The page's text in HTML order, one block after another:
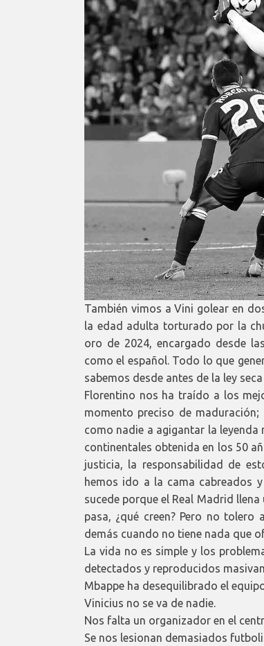
También vimos a Vini golear en
la edad adulta torturado por la
oro de 2024, encargado desde
como el español. Todo lo que
sabemos desde antes de la ley
Florentino nos ha traído a los
momento preciso de
como nadie a agigantar la
continentales obtenida en los 50
justicia, la responsabilidad de
hemos ido a la cama cabreados
sucede porque el Real Madrid
pasa, ¿qué creen? Pero no
demás cuando no tiene nada que
La vida no es simple y los
detectados y reproducidos
Mbappe ha desequilibrado el
Vinicius no se va de nadie.
Nos falta un organizador en el
Se nos lesionan demasiados